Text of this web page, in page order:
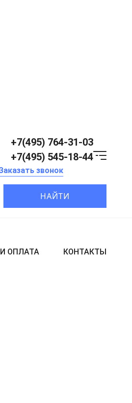
+7(495) 764-31-03
+7(495) 545-18-44
звонок
НАЙТИ
ОПЛАТА КОНТАКТЫ